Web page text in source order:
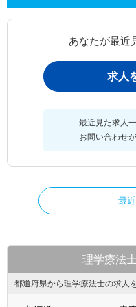
あなたが最近
求人
最近見た求人
お問い合わせ
最
理学療法
都道府県から理学療法士の求人